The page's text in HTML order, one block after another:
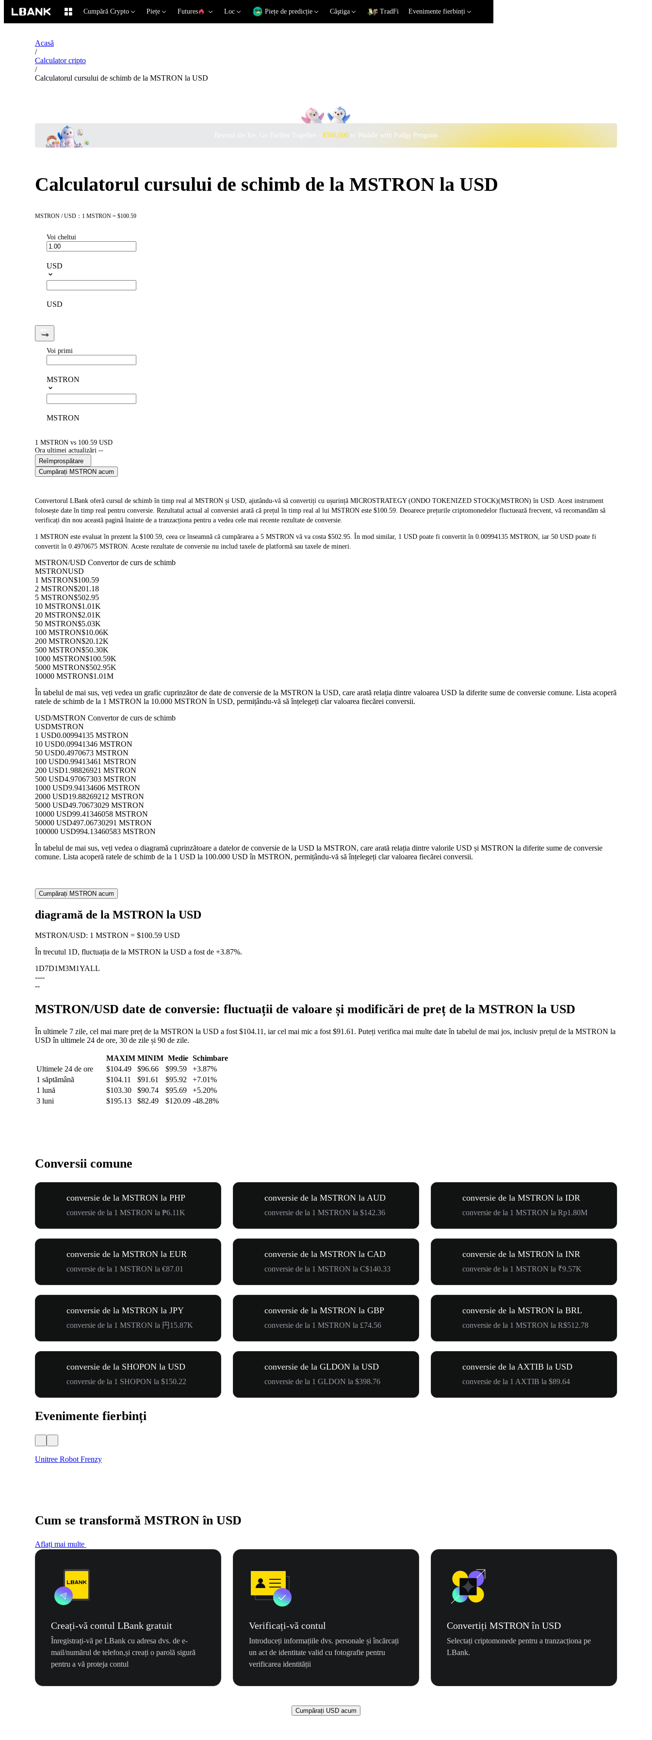
Cumpără Crypto Piețe Futures Loc Piețe de predicție Câştiga TradFi Evenimente fierbinți
Acasă
/
Calculator cripto
/
Calculatorul cursului de schimb de la MSTRON la USD
Beyond the Ice, Go Further Together · $500,000to Waddle with Pudgy Penguins
Calculatorul cursului de schimb de la MSTRON la USD
MSTRON / USD：1 MSTRON = $100.59
Voi cheltui
USD
USD
Voi primi
MSTRON
MSTRON
1 MSTRON vs 100.59 USD
Ora ultimei actualizări --
Reîmprospătare
Cumpărați MSTRON acum
Convertorul LBank oferă cursul de schimb în timp real al MSTRON și USD, ajutându-vă să convertiți cu ușurință MICROSTRATEGY (ONDO TOKENIZED STOCK)(MSTRON) în USD. Acest instrument
folosește date în timp real pentru conversie. Rezultatul actual al conversiei arată că prețul în timp real al lui MSTRON este $100.59. Deoarece prețurile criptomonedelor fluctuează frecvent, vă recomandăm să
verificați din nou această pagină înainte de a tranzacționa pentru a vedea cele mai recente rezultate de conversie.
1 MSTRON este evaluat în prezent la $100.59, ceea ce înseamnă că cumpărarea a 5 MSTRON vă va costa $502.95. În mod similar, 1 USD poate fi convertit în 0.00994135 MSTRON, iar 50 USD poate fi
convertit în 0.4970675 MSTRON. Aceste rezultate de conversie nu includ taxele de platformă sau taxele de mineri.
MSTRON/USD Convertor de curs de schimb
MSTRONUSD
1 MSTRON$100.59
2 MSTRON$201.18
5 MSTRON$502.95
10 MSTRON$1.01K
20 MSTRON$2.01K
50 MSTRON$5.03K
100 MSTRON$10.06K
200 MSTRON$20.12K
500 MSTRON$50.30K
1000 MSTRON$100.59K
5000 MSTRON$502.95K
10000 MSTRON$1.01M
În tabelul de mai sus, veți vedea un grafic cuprinzător de date de conversie de la MSTRON la USD, care arată relația dintre valoarea USD la diferite sume de conversie comune. Lista acoperă
ratele de schimb de la 1 MSTRON la 10.000 MSTRON în USD, permițându-vă să înțelegeți clar valoarea fiecărei conversii.
USD/MSTRON Convertor de curs de schimb
USDMSTRON
1 USD0.00994135 MSTRON
10 USD0.09941346 MSTRON
50 USD0.4970673 MSTRON
100 USD0.99413461 MSTRON
200 USD1.98826921 MSTRON
500 USD4.97067303 MSTRON
1000 USD9.94134606 MSTRON
2000 USD19.88269212 MSTRON
5000 USD49.70673029 MSTRON
10000 USD99.41346058 MSTRON
50000 USD497.06730291 MSTRON
100000 USD994.13460583 MSTRON
În tabelul de mai sus, veți vedea o diagramă cuprinzătoare a datelor de conversie de la USD la MSTRON, care arată relația dintre valorile USD și MSTRON la diferite sume de conversie
comune. Lista acoperă ratele de schimb de la 1 USD la 100.000 USD în MSTRON, permițându-vă să înțelegeți clar valoarea fiecărei conversii.
Cumpărați MSTRON acum
diagramă de la MSTRON la USD
MSTRON/USD: 1 MSTRON = $100.59 USD
În trecutul 1D, fluctuația de la MSTRON la USD a fost de +3.87%.
1D7D1M3M1YALL
----
--
MSTRON/USD date de conversie: fluctuații de valoare și modificări de preț de la MSTRON la USD
În ultimele 7 zile, cel mai mare preț de la MSTRON la USD a fost $104.11, iar cel mai mic a fost $91.61. Puteți verifica mai multe date în tabelul de mai jos, inclusiv prețul de la MSTRON la
USD în ultimele 24 de ore, 30 de zile și 90 de zile.
MAXIM MINIM Medie Schimbare
Ultimele 24 de ore
$104.49 $96.66 $99.59
+3.87%
1 săptămână
$104.11 $91.61 $95.92
+7.01%
1 lună
$103.30 $90.74 $95.69
+5.20%
3 luni
$195.13 $82.49 $120.09 -48.28%
Conversii comune
conversie de la MSTRON la PHP
conversie de la 1 MSTRON la ₱6.11K
conversie de la MSTRON la AUD
conversie de la 1 MSTRON la $142.36
conversie de la MSTRON la IDR
conversie de la 1 MSTRON la Rp1.80M
conversie de la MSTRON la EUR
conversie de la 1 MSTRON la €87.01
conversie de la MSTRON la CAD
conversie de la 1 MSTRON la C$140.33
conversie de la MSTRON la INR
conversie de la 1 MSTRON la ₹9.57K
conversie de la MSTRON la JPY
conversie de la 1 MSTRON la 円15.87K
conversie de la MSTRON la GBP
conversie de la 1 MSTRON la £74.56
conversie de la MSTRON la BRL
conversie de la 1 MSTRON la R$512.78
conversie de la SHOPON la USD
conversie de la 1 SHOPON la $150.22
conversie de la GLDON la USD
conversie de la 1 GLDON la $398.76
conversie de la AXTIB la USD
conversie de la 1 AXTIB la $89.64
Evenimente fierbinți
Unitree Robot Frenzy
Cum se transformă MSTRON în USD
Aflați mai multe
Creați-vă contul LBank gratuit
Înregistrați-vă pe LBank cu adresa dvs. de e-
mail/numărul de telefon,și creați o parolă sigură
pentru a vă proteja contul
Verificați-vă contul
Introduceți informațiile dvs. personale și încărcați
un act de identitate valid cu fotografie pentru
verificarea identității
Convertiți MSTRON în USD
Selectați criptomonede pentru a tranzacționa pe
LBank.
Cumpărați USD acum